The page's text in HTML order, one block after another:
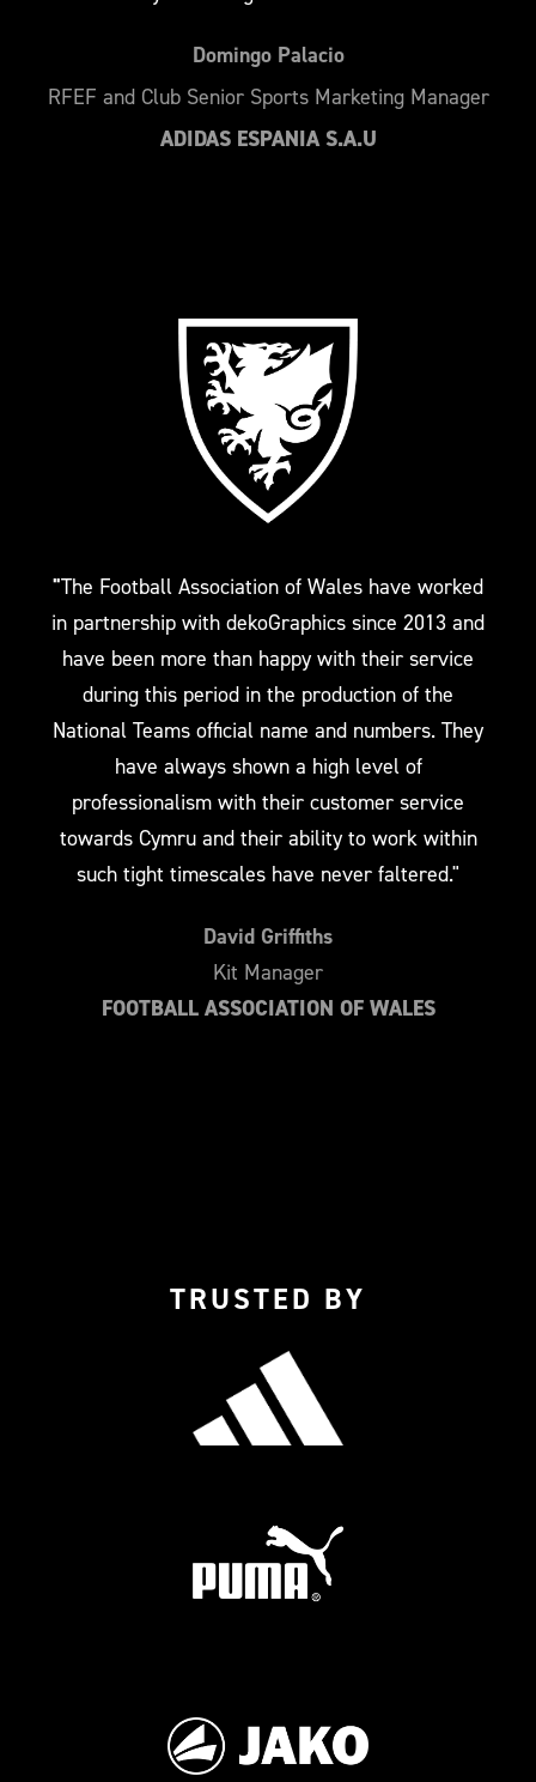
Domingo Palacio
RFEF and Club Senior Sports Marketing Manager
ADIDAS ESPANIA S.A.U
"The Football Association of Wales have worked
in partnership with dekoGraphics since 2013 and
have been more than happy with their service
during this period in the production of the
National Teams official name and numbers. They
have always shown a high level of
professionalism with their customer service
towards Cymru and their ability to work within
such tight timescales have never faltered."
David Griffiths
Kit Manager
FOOTBALL ASSOCIATION OF WALES
TRUSTED BY